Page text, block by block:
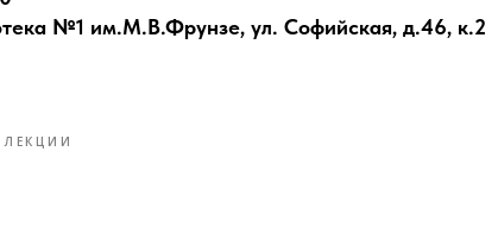
№1 им.М.В.Фрунзе, ул. Софийская, д.46, к.2
ЛЕКЦИИ